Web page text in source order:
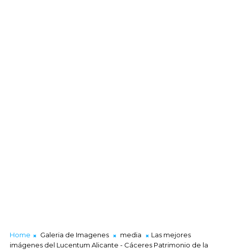
Home Galeria de Imagenes media
Las mejores
imágenes del Lucentum Alicante - Cáceres Patrimonio de la